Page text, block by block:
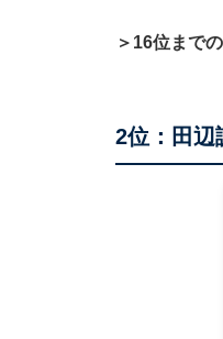
＞16位まで
2位：田辺